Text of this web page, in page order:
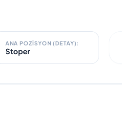
ANA POZISYON (DETAY):
Stoper